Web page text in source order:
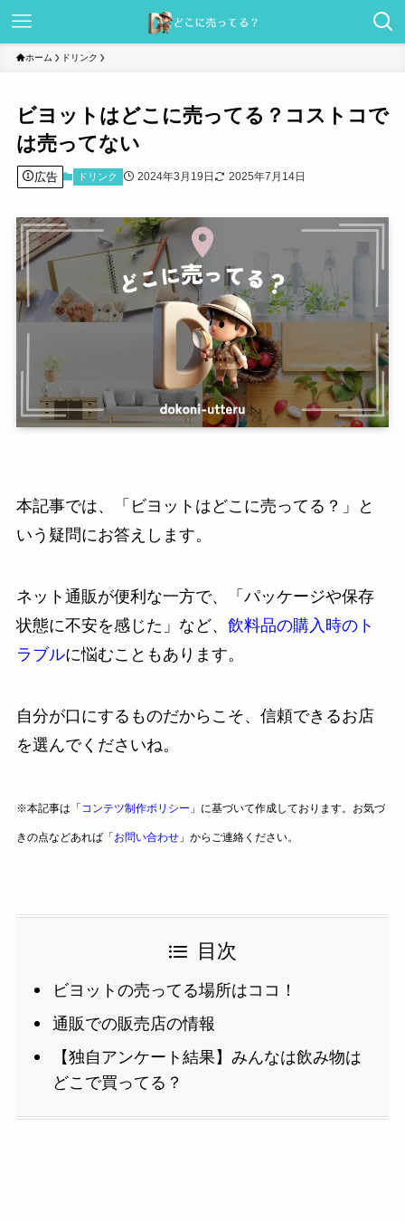
ホーム ドリンク
ビヨットはどこに売ってる？コストコで
は売ってない
広告 ドリンク 2024年3月19日 2025年7月14日
本記事では、「ビヨットはどこに売ってる？」と
いう疑問にお答えします。
ネット通販が便利な一方で、「パッケージや保存
状態に不安を感じた」など、 飲料品の購入時のト
ラブルに悩むこともあります。
自分が口にするものだからこそ、信頼できるお店
を選んでくださいね。
※本記事は「 コンテツ制作ポリシー 」に基づいて作成しております。お気づ
きの点などあれば「お問い合わせ」からご連絡ください。
目次
ビヨットの売ってる場所はココ！
通販での販売店の情報
【独自アンケート結果】みんなは飲み物は
どこで買ってる？